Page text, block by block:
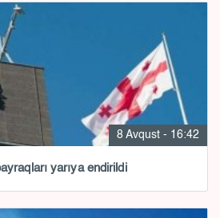
8 Avqust - 16:42
yarıya endirildi